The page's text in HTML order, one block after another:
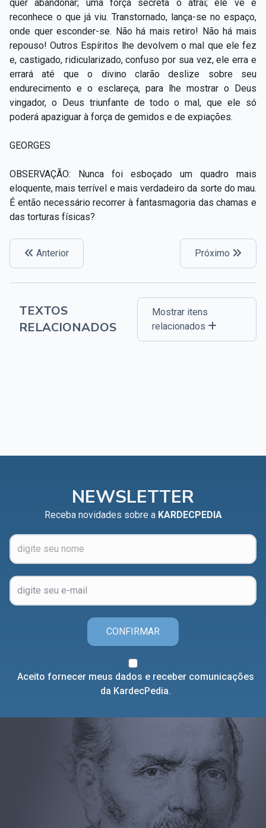
quer abandonar; uma força secreta o atrai; ele vê e
reconhece o que já viu. Transtornado, lança-se no espaço,
onde quer esconder-se. Não há mais retiro! Não há mais
repouso! Outros Espíritos lhe devolvem o mal que ele fez
e, castigado, ridicularizado, confuso por sua vez, ele erra e
errará até que o divino clarão deslize sobre seu
endurecimento e o esclareça, para lhe mostrar o Deus
vingador, o Deus triunfante de todo o mal, que ele só
poderá apaziguar à força de gemidos e de expiações.
GEORGES
OBSERVAÇÃO: Nunca foi esboçado um quadro mais
eloquente, mais terrível e mais verdadeiro da sorte do mau.
É então necessário recorrer à fantasmagoria das chamas e
das torturas físicas?
Anterior Próximo
TEXTOS
RELACIONADOS
Mostrar itens
relacionados
NEWSLETTER
Receba novidades sobre a KARDECPEDIA
CONFIRMAR
Aceito fornecer meus dados e receber comunicações
da KardecPedia.